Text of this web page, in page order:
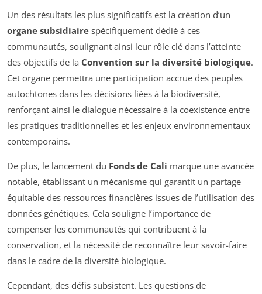
Un des résultats les plus significatifs est la création d’un
organe subsidiaire spécifiquement dédié à ces
communautés, soulignant ainsi leur rôle clé dans l’atteinte
des objectifs de la Convention sur la diversité biologique.
Cet organe permettra une participation accrue des peuples
autochtones dans les décisions liées à la biodiversité,
renforçant ainsi le dialogue nécessaire à la coexistence entre
les pratiques traditionnelles et les enjeux environnementaux
contemporains.
De plus, le lancement du Fonds de Cali marque une avancée
notable, établissant un mécanisme qui garantit un partage
équitable des ressources financières issues de l’utilisation des
données génétiques. Cela souligne l’importance de
compenser les communautés qui contribuent à la
conservation, et la nécessité de reconnaître leur savoir-faire
dans le cadre de la diversité biologique.
Cependant, des défis subsistent. Les questions de